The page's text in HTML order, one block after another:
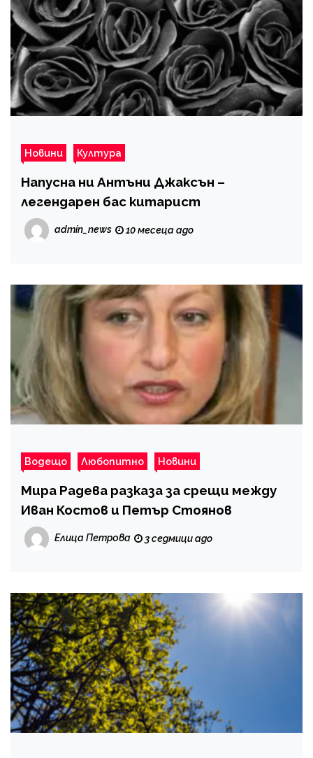
Новини Култура
Напусна ни Антъни Джаксън –
легендарен бас китарист
admin_news 10 месеца ago
Водещо Любопитно Новини
Мира Радева разказа за срещи между
Иван Костов и Петър Стоянов
Елица Петрова 3 седмици ago